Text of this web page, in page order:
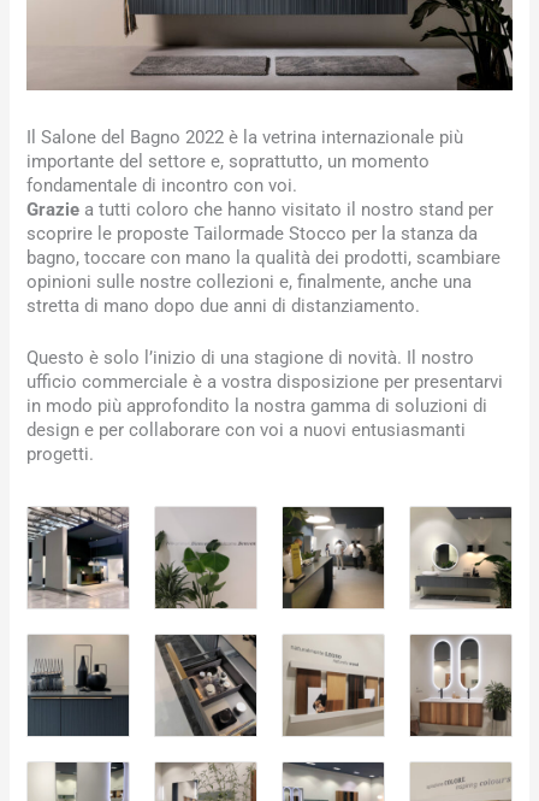
Il Salone del Bagno 2022 è la vetrina internazionale più
importante del settore e, soprattutto, un momento
fondamentale di incontro con voi.
Grazie a tutti coloro che hanno visitato il nostro stand per
scoprire le proposte Tailormade Stocco per la stanza da
bagno, toccare con mano la qualità dei prodotti, scambiare
opinioni sulle nostre collezioni e, finalmente, anche una
stretta di mano dopo due anni di distanziamento.
Questo è solo l’inizio di una stagione di novità. Il nostro
ufficio commerciale è a vostra disposizione per presentarvi
in modo più approfondito la nostra gamma di soluzioni di
design e per collaborare con voi a nuovi entusiasmanti
progetti.